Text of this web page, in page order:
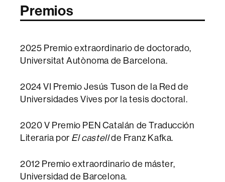
Premios
2025 Premio extraordinario de doctorado,
Universitat Autònoma de Barcelona.
2024 VI Premio Jesús Tuson de la Red de
Universidades Vives por la tesis doctoral.
2020 V Premio PEN Catalán de Traducción
Literaria por El castellde Franz Kafka.
2012 Premio extraordinario de máster,
Universidad de Barcelona.